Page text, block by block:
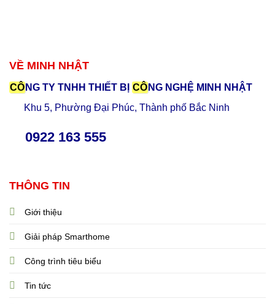
VỀ MINH NHẬT
CÔ NG TY TNHH THIẾT BỊ CÔ NG NGHỆ MINH NHẬT
Khu 5, Phường Đại Phúc, Thành phố Bắc Ninh
0922 163 555
THÔNG TIN
Giới thiệu
Giải pháp Smarthome
Công trình tiêu biểu
Tin tức